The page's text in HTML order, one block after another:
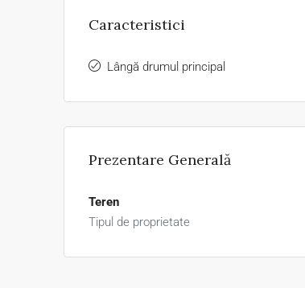
Caracteristici
Lângă drumul principal
Prezentare Generală
Teren
Tipul de proprietate